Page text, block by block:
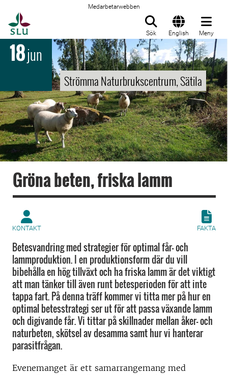
Medarbetarwebben
Sök English Meny
18jun
Strömma Naturbrukscentrum, Sätila
Gröna beten, friska lamm
KONTAKT FAKTA
Betesvandring med strategier för optimal får- och
lammproduktion. I en produktionsform där du vill
bibehålla en hög tillväxt och ha friska lamm är det viktigt
att man tänker till även runt betesperioden för att inte
tappa fart. På denna träff kommer vi titta mer på hur en
optimal betesstrategi ser ut för att passa växande lamm
och digivande får. Vi tittar på skillnader mellan åker- och
naturbeten, skötsel av desamma samt hur vi hanterar
parasitfrågan.
Evenemanget är ett samarrangemang med